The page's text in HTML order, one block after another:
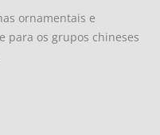
ornamentais e
para os grupos chineses